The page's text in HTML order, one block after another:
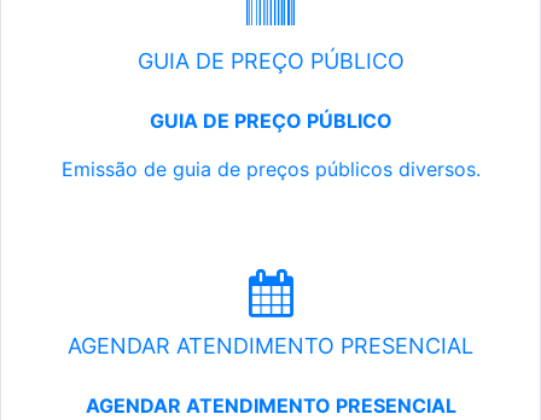
GUIA DE PREÇO PÚBLICO
GUIA DE PREÇO PÚBLICO
Emissão de guia de preços públicos diversos.
AGENDAR ATENDIMENTO PRESENCIAL
AGENDAR ATENDIMENTO PRESENCIAL